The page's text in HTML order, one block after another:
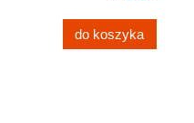
do koszyka